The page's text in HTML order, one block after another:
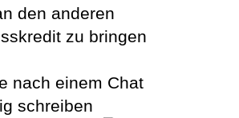
den anderen
zu bringen
nach einem Chat
schreiben